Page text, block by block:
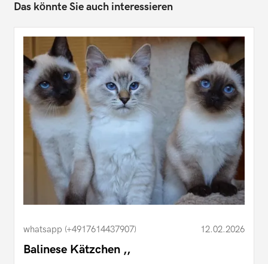
Das könnte Sie auch interessieren
whatsapp (+4917614437907) 12.02.2026
Balinese Kätzchen ,,